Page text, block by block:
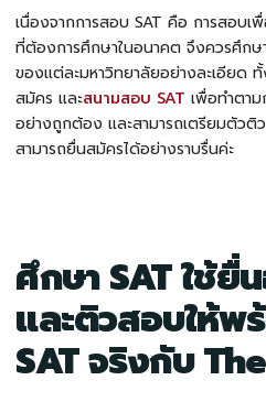
เนื่องจากการสอบ SAT คือ การสอบเ
ที่ต้องการศึกษาในอนาคต จึงควรศึกษ
ของแต่ละมหาวิทยาลัยอย่างละเอียด
สมัคร และสนามสอบ SAT เพื่อทำตา
อย่างถูกต้อง และสามารถเตรียมตัวติ
สามารถยื่นสมัครได้อย่างราบรื่นค่ะ
ศึกษา SAT ใช้ยื่
และติวสอบให้
SAT จริงกับ